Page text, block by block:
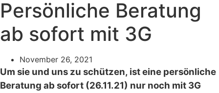
Persönliche Beratung
ab sofort mit 3G
November 26, 2021
Um sie und uns zu schützen, ist eine persönliche
Beratung ab sofort (26.11.21) nur noch mit 3G